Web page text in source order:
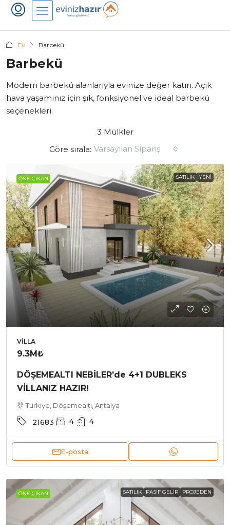
Ev Barbekü
Barbekü
Modern barbekü alanlarıyla evinize değer katın. Açık
hava yaşamınız için şık, fonksiyonel ve ideal barbekü
seçenekleri.
3 Mülkler
Göre sırala: Varsayılan Sipariş
ÖNE ÇIKAN SATILIK YENI
VILLA
9.3M₺
DÖŞEMEALTI NEBİLER’de 4+1 DUBLEKS
VİLLANIZ HAZIR!
Türkiye, Döşemealtı, Antalya
21683 4 4
E-posta
ÖNE ÇIKAN SATILIK PASIF GELIR PROJEDEN